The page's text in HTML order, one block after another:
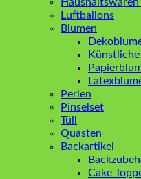
Luftballons
Blumen
Perlen
Pinselset
Tüll
Quasten
Backartikel
Cake